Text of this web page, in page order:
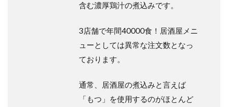
含む濃厚鶏汁の煮込みです。
3店舗で年間40000食！居酒屋メニ
ューとしては異常な注文数となっ
ております。
通常、居酒屋の煮込みと言えば
「もつ」を使用するのがほとんど